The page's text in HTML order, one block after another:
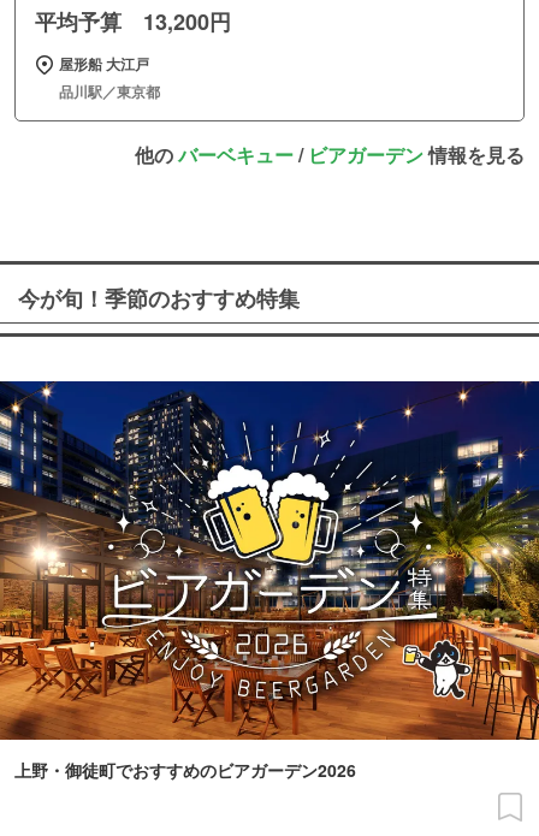
平均予算 13,200円
屋形船 大江戸
品川駅／東京都
他のバーベキュー/ ビアガーデン情報を見る
今が旬！季節のおすすめ特集
上野・御徒町でおすすめのビアガーデン2026